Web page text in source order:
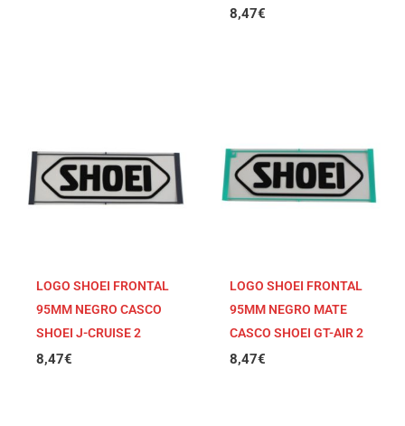
8,47€
LOGO SHOEI FRONTAL
95MM NEGRO CASCO
SHOEI J-CRUISE 2
8,47€
LOGO SHOEI FRONTAL
95MM NEGRO MATE
CASCO SHOEI GT-AIR 2
8,47€